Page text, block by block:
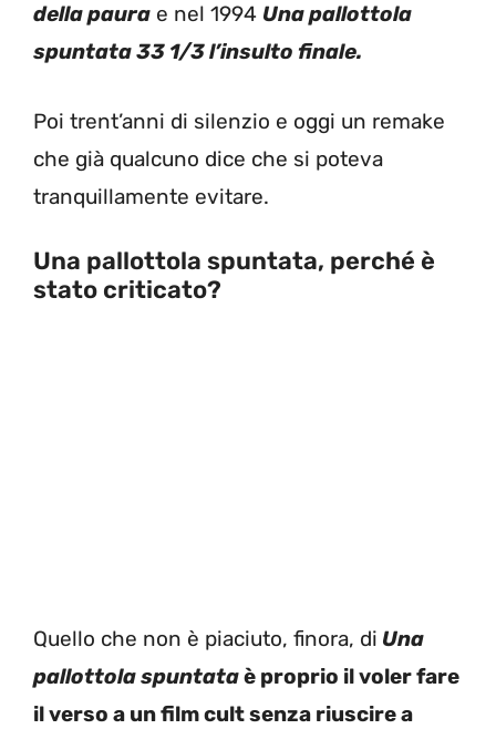
della paura e nel 1994 Una pallottola
spuntata 33 1/3 l’insulto finale.
Poi trent’anni di silenzio e oggi un remake
che già qualcuno dice che si poteva
tranquillamente evitare.
Una pallottola spuntata, perché è
stato criticato?
Quello che non è piaciuto, finora, di Una
pallottola spuntataè proprio il voler fare
il verso a un film cult senza riuscire a